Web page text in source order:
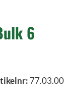
6
77.03.00